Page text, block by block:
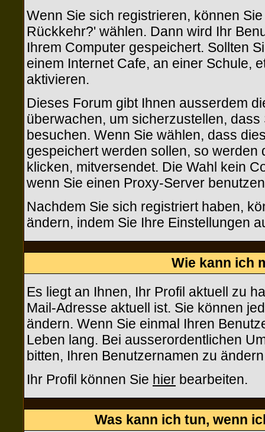
Wenn Sie sich registrieren, können
Rückkehr?' wählen. Dann wird Ihr
Ihrem Computer gespeichert. Sollten
einem Internet Cafe, an einer Schule,
aktivieren.
Dieses Forum gibt Ihnen ausserdem
überwachen, um sicherzustellen,
besuchen. Wenn Sie wählen, dass
gespeichert werden sollen, so werden
klicken, mitversendet. Die Wahl kein
wenn Sie einen Proxy-Server
Nachdem Sie sich registriert haben,
ändern, indem Sie Ihre Einstellungen
Wie kann ich
Es liegt an Ihnen, Ihr Profil aktuell zu
Mail-Adresse aktuell ist. Sie können
ändern. Wenn Sie einmal Ihren
Leben lang. Bei ausserordentlichen
bitten, Ihren Benutzernamen zu
Ihr Profil können Sie hier bearbeiten.
Was kann ich tun, wenn